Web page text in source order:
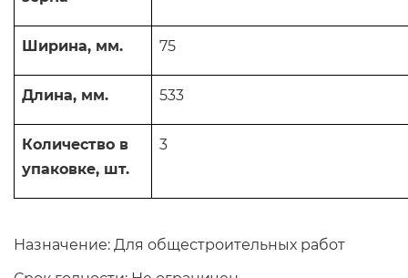
Ширина, мм. 75
Длина, мм. 533
Количество в
упаковке, шт.
3
Назначение: Для общестроительных работ